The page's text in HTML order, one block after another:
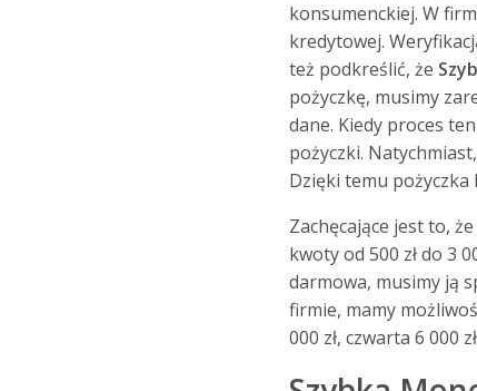
konsumenckiej. W
kredytowej.
też podkreślić, że
pożyczkę, musimy
dane. Kiedy proces
pożyczki.
Dzięki temu
Zachęcające jest to, że
kwoty od 500 zł do 3
darmowa, musimy ją
firmie, mamy
000 zł, czwarta 6 000